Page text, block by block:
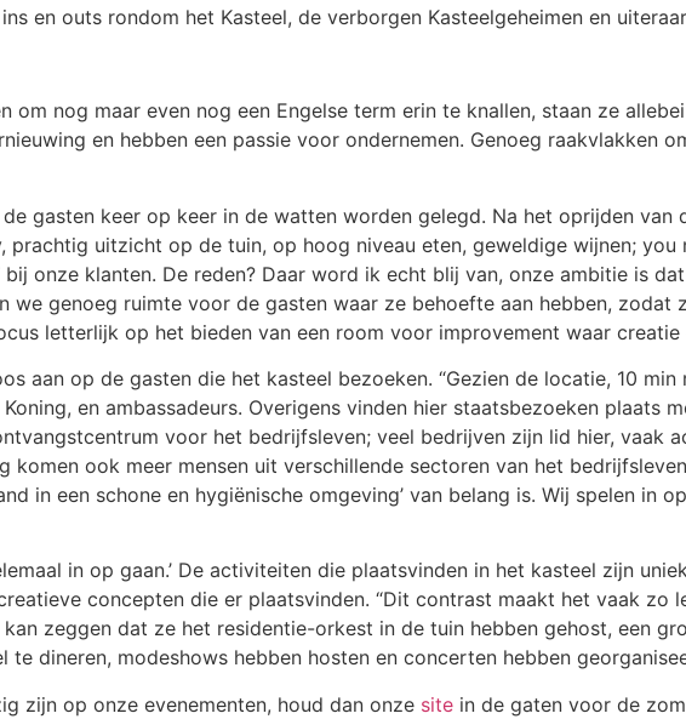
en outs rondom het Kasteel, de verborgen Kasteelgeheimen en
om nog maar even nog een Engelse term erin te knallen, staan ze
en hebben een passie voor ondernemen. Genoeg raakvlakken
gasten keer op keer in de watten worden gelegd. Na het oprijden
uitzicht op de tuin, op hoog niveau eten, geweldige wijnen; you
bij onze klanten. De reden? Daar word ik echt blij van, onze ambitie is
we genoeg ruimte voor de gasten waar ze behoefte aan hebben,
letterlijk op het bieden van een room voor improvement waar
aan op de gasten die het kasteel bezoeken. “Gezien de locatie, 10
en ambassadeurs. Overigens vinden hier staatsbezoeken plaats
voor het bedrijfsleven; veel bedrijven zijn lid hier, vaak
komen ook meer mensen uit verschillende sectoren van het
in een schone en hygiënische omgeving’ van belang is. Wij spelen in
in op gaan.’ De activiteiten die plaatsvinden in het kasteel zijn
concepten die er plaatsvinden. “Dit contrast maakt het vaak zo
zeggen dat ze het residentie-orkest in de tuin hebben gehost, een
dineren, modeshows hebben hosten en concerten hebben
zijn op onze evenementen, houd dan onze site in de gaten voor de